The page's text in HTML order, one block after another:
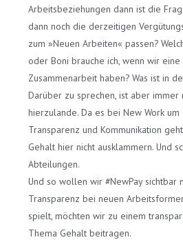
Arbeitsbeziehungen dann ist die
dann noch die derzeitigen
zum »Neuen Arbeiten« passen?
oder Boni brauche ich, wenn wir
Zusammenarbeit haben? Was ist in
Darüber zu sprechen, ist aber immer
hierzulande. Da es bei New Work um
Transparenz und Kommunikation
Gehalt hier nicht ausklammern. Und
Abteilungen.
Und so wollen wir #NewPay sichtbar
Transparenz bei neuen
spielt, möchten wir zu einem
Thema Gehalt beitragen.